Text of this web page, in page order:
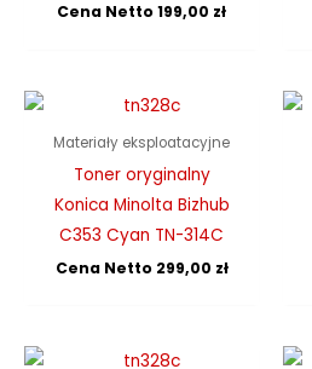
Cena Netto199,00 zł
Materiały eksploatacyjne
Toner oryginalny
Konica Minolta Bizhub
C353 Cyan TN-314C
Cena Netto 299,00 zł